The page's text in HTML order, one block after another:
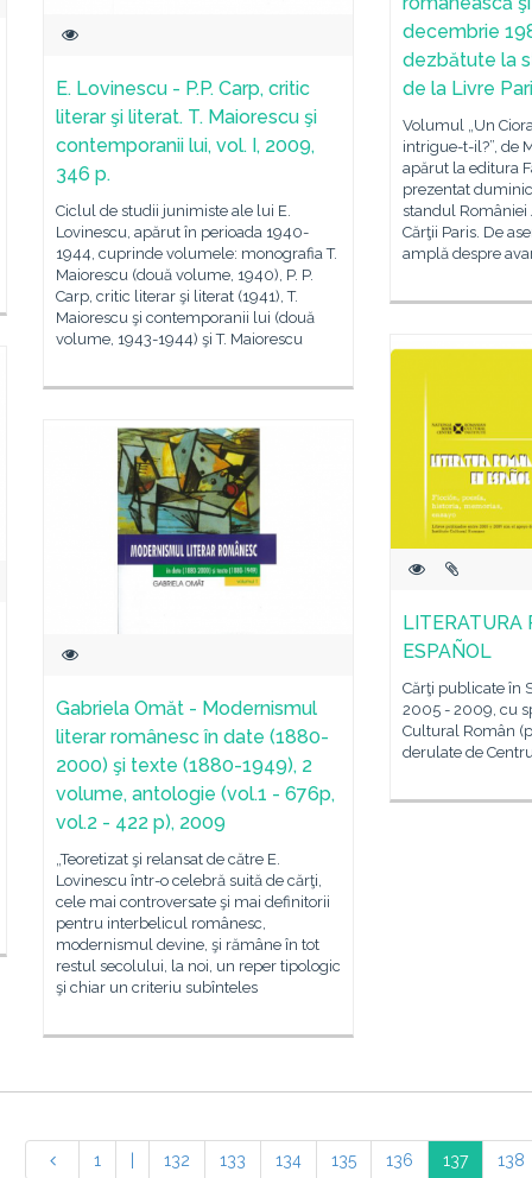
decembrie
dezbătute la
de la Livre
Volumul „Un
intrigue-t-il?”, de
apărut la editura
prezentat
standul României
Cărţii Paris. De
amplă despre
E. Lovinescu - P.P. Carp, critic
literar şi literat. T. Maiorescu şi
contemporanii lui, vol. I, 2009,
346 p.
Ciclul de studii junimiste ale lui E.
Lovinescu, apărut în perioada 1940-
1944, cuprinde volumele: monografia T.
Maiorescu (două volume, 1940), P. P.
Carp, critic literar şi literat (1941), T.
Maiorescu şi contemporanii lui (două
volume, 1943-1944) şi T. Maiorescu
LITERATURA
ESPAÑOL
Cărţi publicate în
2005 - 2009, cu
Cultural Român
derulate de
Gabriela Omăt - Modernismul
literar românesc în date (1880-
2000) şi texte (1880-1949), 2
volume, antologie (vol.1 - 676p,
vol.2 - 422 p), 2009
„Teoretizat şi relansat de către E.
Lovinescu într-o celebră suită de cărţi,
cele mai controversate şi mai definitorii
pentru interbelicul românesc,
modernismul devine, şi rămâne în tot
restul secolului, la noi, un reper tipologic
şi chiar un criteriu subînteles
1 132 133 134 135 136 137 138